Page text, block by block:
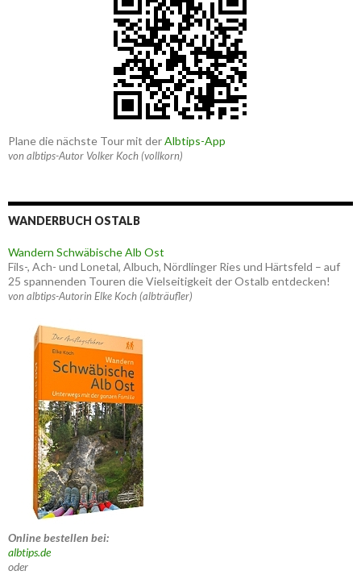
Plane die nächste Tour mit derAlbtips-App
von albtips-Autor Volker Koch (vollkorn)
WANDERBUCH OSTALB
Wandern Schwäbische Alb Ost
Fils-, Ach- und Lonetal, Albuch, Nördlinger Ries und Härtsfeld – auf
25 spannenden Touren die Vielseitigkeit der Ostalb entdecken!
von albtips-Autorin Elke Koch (albträufler)
Online bestellen bei:
albtips.de
oder